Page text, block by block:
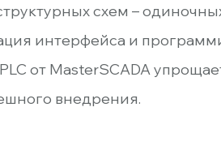
схем –
интерфейса и
от MasterSCADA
внедрения.